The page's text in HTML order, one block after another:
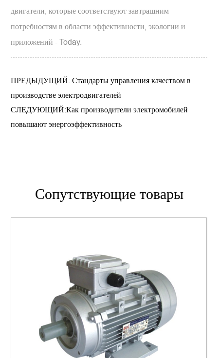
двигатели, которые соответствуют завтрашним
потребностям в области эффективности, экологии и
приложений - Today.
ПРЕДЫДУЩИЙ: Стандарты управления качеством в
производстве электродвигателей
СЛЕДУЮЩИЙ:Как производители электромобилей
повышают энергоэффективность
Сопутствующие товары